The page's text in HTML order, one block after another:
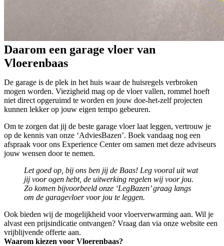
Daarom een garage vloer van
Vloerenbaas
De garage is de plek in het huis waar de huisregels verbroken
mogen worden. Viezigheid mag op de vloer vallen, rommel hoeft
niet direct opgeruimd te worden en jouw doe-het-zelf projecten
kunnen lekker op jouw eigen tempo gebeuren.
Om te zorgen dat jij de beste garage vloer laat leggen, vertrouw je
op de kennis van onze ‘AdviesBazen’. Boek vandaag nog een
afspraak voor ons Experience Center om samen met deze adviseurs
jouw wensen door te nemen.
Let goed op, bij ons ben jij de Baas! Leg vooral uit wat
jij voor ogen hebt, de uitwerking regelen wij voor jou.
Zo komen bijvoorbeeld onze ‘LegBazen’ graag langs
om de garagevloer voor jou te leggen.
Ook bieden wij de mogelijkheid voor vloerverwarming aan. Wil je
alvast een prijsindicatie ontvangen? Vraag dan via onze website een
vrijblijvende offerte aan.
Waarom kiezen voor Vloerenbaas?